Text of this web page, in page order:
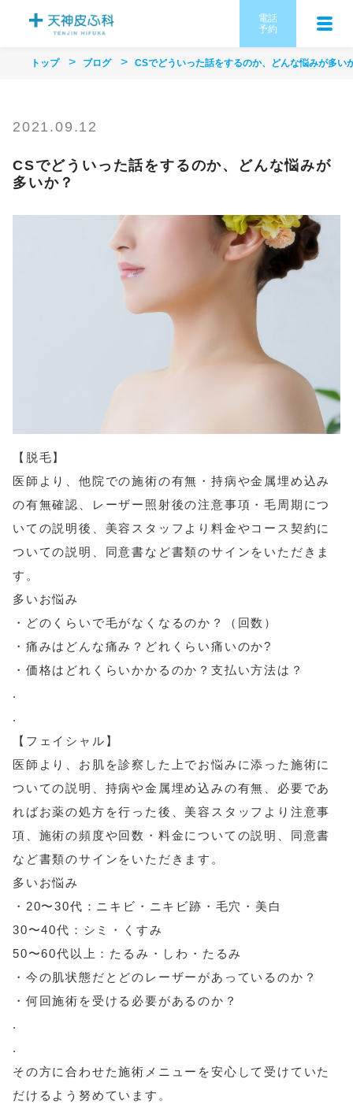
電話
予約
トップ ブログ CSでどういった話をするのか、どんな悩みが多い
2021.09.12
CSでどういった話をするのか、どんな悩みが
多いか？
【脱毛】
医師より、他院での施術の有無・持病や金属埋め込み
の有無確認、レーザー照射後の注意事項・毛周期につ
いての説明後、美容スタッフより料金やコース契約に
ついての説明、同意書など書類のサインをいただきま
す。
多いお悩み
・どのくらいで毛がなくなるのか？（回数）
・痛みはどんな痛み？どれくらい痛いのか?
・価格はどれくらいかかるのか？支払い方法は？
.
.
【フェイシャル】
医師より、お肌を診察した上でお悩みに添った施術に
ついての説明、持病や金属埋め込みの有無、必要であ
ればお薬の処方を行った後、美容スタッフより注意事
項、施術の頻度や回数・料金についての説明、同意書
など書類のサインをいただきます。
多いお悩み
・20〜30代：ニキビ・ニキビ跡・毛穴・美白
30〜40代：シミ・くすみ
50〜60代以上：たるみ・しわ・たるみ
・今の肌状態だとどのレーザーがあっているのか？
・何回施術を受ける必要があるのか？
.
.
その方に合わせた施術メニューを安心して受けていた
だけるよう努めています。